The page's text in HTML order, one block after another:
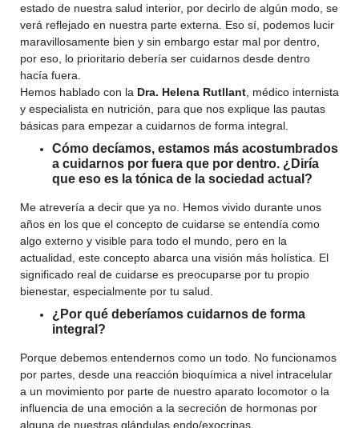
estado de nuestra salud interior, por decirlo de algún modo, se
verá reflejado en nuestra parte externa. Eso sí, podemos lucir
maravillosamente bien y sin embargo estar mal por dentro,
por eso, lo prioritario debería ser cuidarnos desde dentro
hacía fuera.
Hemos hablado con la Dra. Helena Rutllant , médico internista
y especialista en nutrición, para que nos explique las pautas
básicas para empezar a cuidarnos de forma integral.
Cómo decíamos, estamos más acostumbrados
a cuidarnos por fuera que por dentro. ¿Diría
que eso es la tónica de la sociedad actual?
Me atrevería a decir que ya no. Hemos vivido durante unos
años en los que el concepto de cuidarse se entendía como
algo externo y visible para todo el mundo, pero en la
actualidad, este concepto abarca una visión más holística. El
significado real de cuidarse es preocuparse por tu propio
bienestar, especialmente por tu salud.
¿Por qué deberíamos cuidarnos de forma
integral?
Porque debemos entendernos como un todo. No funcionamos
por partes, desde una reacción bioquímica a nivel intracelular
a un movimiento por parte de nuestro aparato locomotor o la
influencia de una emoción a la secreción de hormonas por
alguna de nuestras glándulas endo/exocrinas.